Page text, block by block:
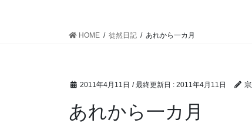
HOME 徒然日記 あれから一カ月
2011年4月11日 / 最終更新日 : 2011年4月11日
あれから一カ月